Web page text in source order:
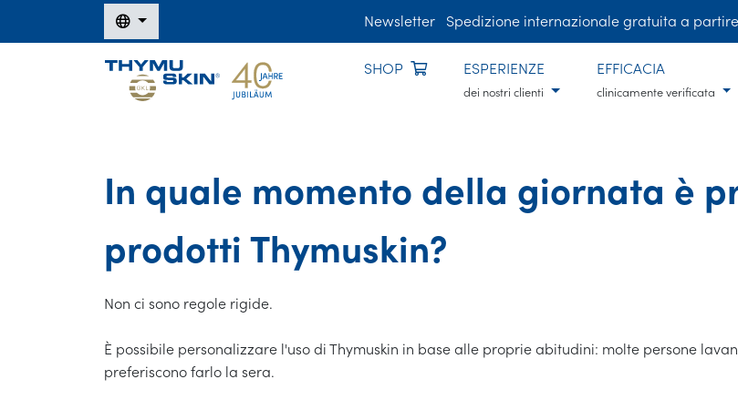
Newsletter Spedizione internazionale gratuita a
SHOP ESPERIENZE
dei nostri clienti
EFFICACIA
clinicamente verificata
In quale momento della giornata è
prodotti Thymuskin?
Non ci sono regole rigide.
È possibile personalizzare l'uso di Thymuskin in base alle proprie abitudini: molte persone
preferiscono farlo la sera.